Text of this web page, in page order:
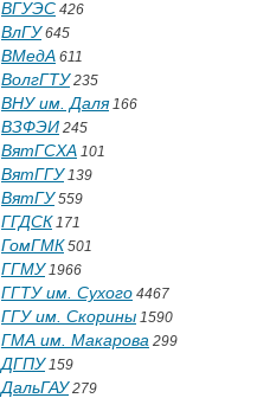
ВГУЭС 426
ВлГУ645
ВМедА 611
ВолгГТУ235
ВНУ им. Даля166
ВЗФЭИ 245
ВятГСХА 101
ВятГГУ139
ВятГУ559
ГГДСК 171
ГомГМК 501
ГГМУ1966
ГГТУ им. Сухого 4467
ГГУ им. Скорины 1590
ГМА им. Макарова 299
ДГПУ159
ДальГАУ279